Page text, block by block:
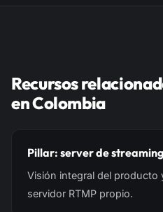
Recursos
en Colombia
Pillar: server de
Visión integral del producto
servidor RTMP propio.